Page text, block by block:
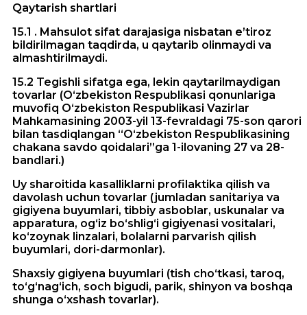
Qaytarish shartlari
15.1 . Mahsulot sifat darajasiga nisbatan e’tiroz
bildirilmagan taqdirda, u qaytarib olinmaydi va
almashtirilmaydi.
15.2 Tegishli sifatga ega, lekin qaytarilmaydigan
tovarlar (O‘zbekiston Respublikasi qonunlariga
muvofiq O‘zbekiston Respublikasi Vazirlar
Mahkamasining 2003-yil 13-fevraldagi 75-son qarori
bilan tasdiqlangan “O‘zbekiston Respublikasining
chakana savdo qoidalari”ga 1-ilovaning 27 va 28-
bandlari.)
Uy sharoitida kasalliklarni profilaktika qilish va
davolash uchun tovarlar (jumladan sanitariya va
gigiyena buyumlari, tibbiy asboblar, uskunalar va
apparatura, og‘iz bo‘shlig‘i gigiyenasi vositalari,
ko‘zoynak linzalari, bolalarni parvarish qilish
buyumlari, dori-darmonlar).
Shaxsiy gigiyena buyumlari (tish cho‘tkasi, taroq,
to‘g‘nag‘ich, soch bigudi, parik, shinyon va boshqa
shunga o‘xshash tovarlar).